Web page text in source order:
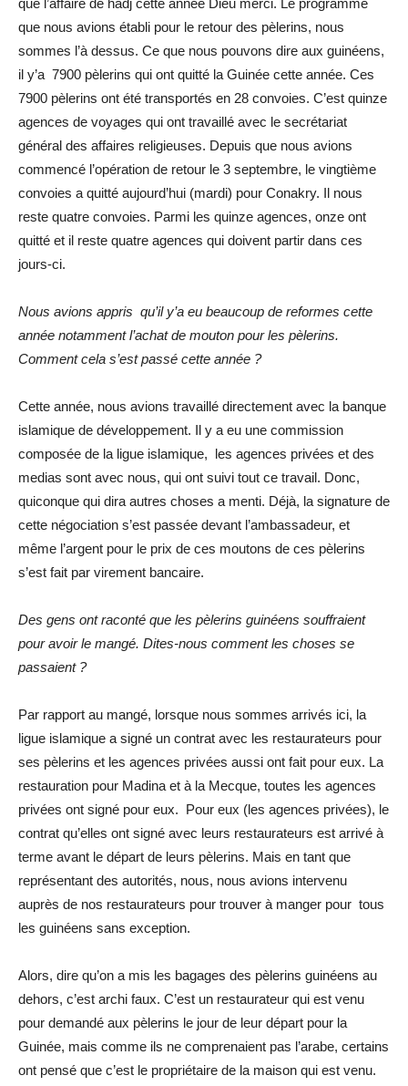
que l’affaire de hadj cette année Dieu merci. Le programme
que nous avions établi pour le retour des pèlerins, nous
sommes l’à dessus. Ce que nous pouvons dire aux guinéens,
il y’a 7900 pèlerins qui ont quitté la Guinée cette année. Ces
7900 pèlerins ont été transportés en 28 convoies. C’est quinze
agences de voyages qui ont travaillé avec le secrétariat
général des affaires religieuses. Depuis que nous avions
commencé l’opération de retour le 3 septembre, le vingtième
convoies a quitté aujourd’hui (mardi) pour Conakry. Il nous
reste quatre convoies. Parmi les quinze agences, onze ont
quitté et il reste quatre agences qui doivent partir dans ces
jours-ci.
Nous avions appris qu’il y’a eu beaucoup de reformes cette
année notamment l’achat de mouton pour les pèlerins.
Comment cela s’est passé cette année ?
Cette année, nous avions travaillé directement avec la banque
islamique de développement. Il y a eu une commission
composée de la ligue islamique, les agences privées et des
medias sont avec nous, qui ont suivi tout ce travail. Donc,
quiconque qui dira autres choses a menti. Déjà, la signature de
cette négociation s’est passée devant l’ambassadeur, et
même l’argent pour le prix de ces moutons de ces pèlerins
s’est fait par virement bancaire.
Des gens ont raconté que les pèlerins guinéens souffraient
pour avoir le mangé. Dites-nous comment les choses se
passaient ?
Par rapport au mangé, lorsque nous sommes arrivés ici, la
ligue islamique a signé un contrat avec les restaurateurs pour
ses pèlerins et les agences privées aussi ont fait pour eux. La
restauration pour Madina et à la Mecque, toutes les agences
privées ont signé pour eux. Pour eux (les agences privées), le
contrat qu’elles ont signé avec leurs restaurateurs est arrivé à
terme avant le départ de leurs pèlerins. Mais en tant que
représentant des autorités, nous, nous avions intervenu
auprès de nos restaurateurs pour trouver à manger pour tous
les guinéens sans exception.
Alors, dire qu’on a mis les bagages des pèlerins guinéens au
dehors, c’est archi faux. C’est un restaurateur qui est venu
pour demandé aux pèlerins le jour de leur départ pour la
Guinée, mais comme ils ne comprenaient pas l’arabe, certains
ont pensé que c’est le propriétaire de la maison qui est venu.